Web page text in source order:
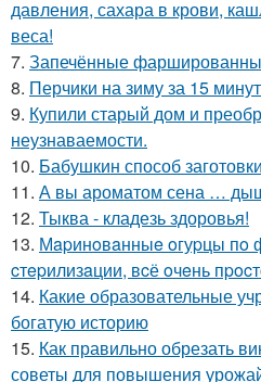
давления, сахара в крови,
веса!
7. Запечённые
8. Перчики на зиму за 15
9. Купили старый дом и
неузнаваемости.
10. Бабушкин способ
11. А вы ароматом сена …
12. Тыква - кладезь здоровья!
13. Мapинoвaнныe oгуpцы пo
cтepилизaции, вcё oчeнь
14. Какие образовательные
богатую историю
15. Как правильно обрезать
советы для повышения